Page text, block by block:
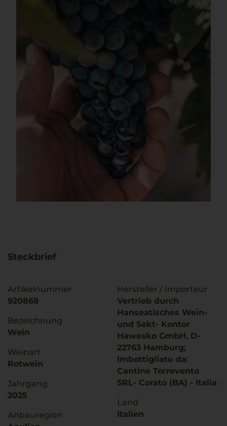
Steckbrief
Artikelnummer
920868
Bezeichnung
Wein
Weinart
Rotwein
Jahrgang
2025
Anbauregion
Hersteller / Importeur
Vertrieb durch
Hanseatisches Wein-
und Sekt- Kontor
Hawesko GmbH, D-
22763 Hamburg;
Imbottigliato da:
Cantine Torrevento
SRL- Corato (BA) - Italia
Land
Italien